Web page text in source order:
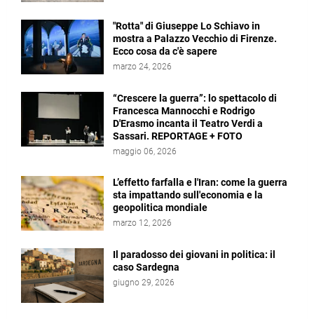
"Rotta" di Giuseppe Lo Schiavo in
mostra a Palazzo Vecchio di Firenze.
Ecco cosa da c'è sapere
marzo 24, 2026
“Crescere la guerra”: lo spettacolo di
Francesca Mannocchi e Rodrigo
D'Erasmo incanta il Teatro Verdi a
Sassari. REPORTAGE + FOTO
maggio 06, 2026
L’effetto farfalla e l'Iran: come la guerra
sta impattando sull'economia e la
geopolitica mondiale
marzo 12, 2026
Il paradosso dei giovani in politica: il
caso Sardegna
giugno 29, 2026